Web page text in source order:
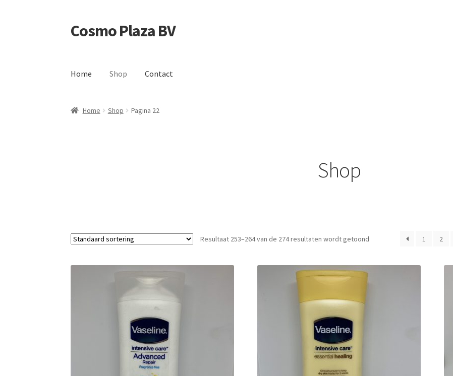
Ga
door
Ga
direct
inhoud
Cosmo Plaza BV
Home Shop Contact
Home Afrekenen Contact
Home Shop Pagina 22
Shop
Resultaat 253–264 van de 274 resultaten wordt getoond 1 2